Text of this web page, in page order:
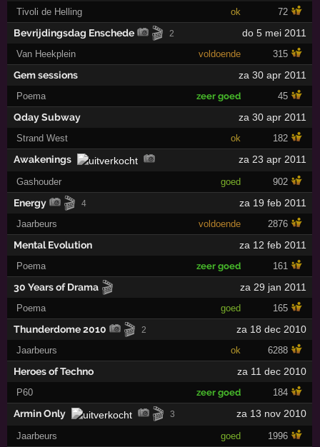
Tivoli de Helling ok 72
Bevrijdingsdag Enschede 🎬 2 do 5 mei 2011
Van Heekplein voldoende 315
Gem sessions za 30 apr 2011
Poema zeer goed 45
Qday Subway za 30 apr 2011
Strand West ok 182
Awakenings za 23 apr 2011
Gashouder goed 902
Energy 🎬 4 za 19 feb 2011
Jaarbeurs voldoende 2876
Mental Evolution za 12 feb 2011
Poema zeer goed 161
30 Years of Drama 🎬 za 29 jan 2011
Poema goed 165
Thunderdome 2010 🎬 2 za 18 dec 2010
Jaarbeurs ok 6288
Heroes of Techno za 11 dec 2010
P60 zeer goed 184
Armin Only 🎬 3 za 13 nov 2010
Jaarbeurs goed 1996